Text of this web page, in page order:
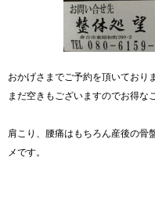
おかげさまでご予約を頂いており
まだ空きもございますのでお得な
肩こり、腰痛はもちろん産後の骨
メです。